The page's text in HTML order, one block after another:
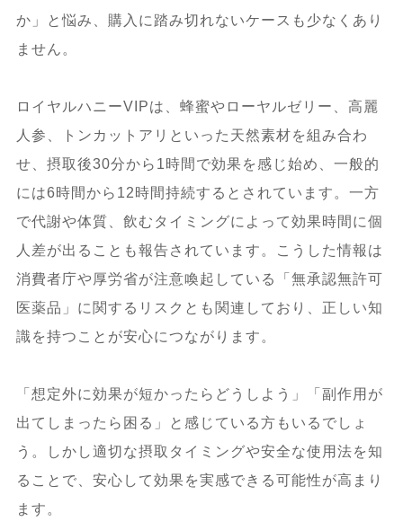
か」と悩み、購入に踏み切れないケースも少なくあり
ません。
ロイヤルハニーVIPは、蜂蜜やローヤルゼリー、高麗
人参、トンカットアリといった天然素材を組み合わ
せ、摂取後30分から1時間で効果を感じ始め、一般的
には6時間から12時間持続するとされています。一方
で代謝や体質、飲むタイミングによって効果時間に個
人差が出ることも報告されています。こうした情報は
消費者庁や厚労省が注意喚起している「無承認無許可
医薬品」に関するリスクとも関連しており、正しい知
識を持つことが安心につながります。
「想定外に効果が短かったらどうしよう」「副作用が
出てしまったら困る」と感じている方もいるでしょ
う。しかし適切な摂取タイミングや安全な使用法を知
ることで、安心して効果を実感できる可能性が高まり
ます。